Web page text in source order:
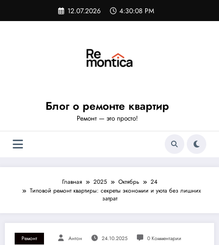
содержимому
12.07.2026 4:30:09 PM
Блог о ремонте квартир
Ремонт — это просто!
Главная 2025 Октябрь
24
Типовой ремонт квартиры: секреты экономии и уюта без лишних
затрат
Ремонт Антон 24.10.2025 0 Комментарии